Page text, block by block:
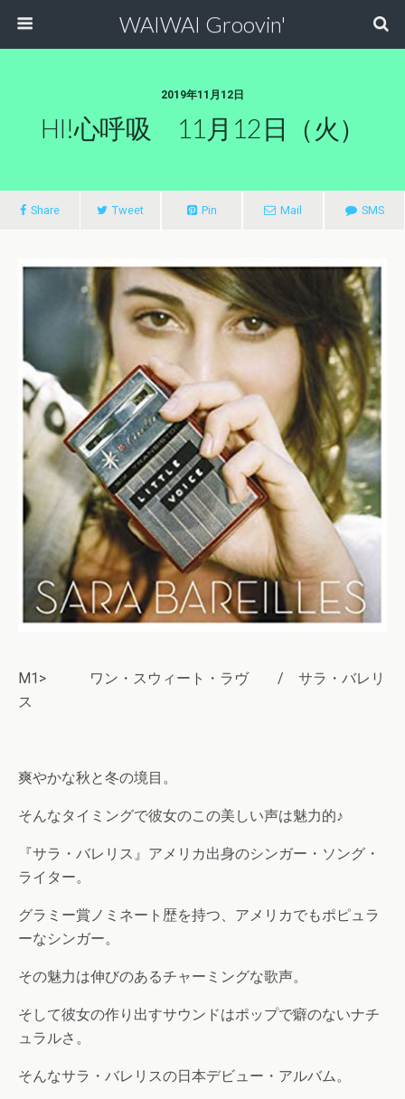
WAIWAI Groovin'
2019年11月12日
HI!心呼吸 11月12日（火）
Share Tweet Pin Mail SMS
M1> ワン・スウィート・ラヴ / サラ・バレリ
ス
爽やかな秋と冬の境目。
そんなタイミングで彼女のこの美しい声は魅力的♪
『サラ・バレリス』アメリカ出身のシンガー・ソング・
ライター。
グラミー賞ノミネート歴を持つ、アメリカでもポピュラ
ーなシンガー。
その魅力は伸びのあるチャーミングな歌声。
そして彼女の作り出すサウンドはポップで癖のないナチ
ュラルさ。
そんなサラ・バレリスの日本デビュー・アルバム。